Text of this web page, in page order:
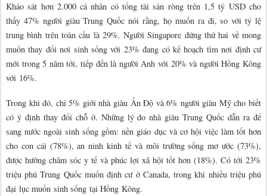
Khảo sát hơn 2.000 cá nhân có tổng tài sản ròng trên 1,5 tỷ USD cho
thấy 47% người giàu Trung Quốc nói rằng, họ muốn ra đi, so với tỷ lệ
trung bình trên toàn cầu là 29%. Người Singapore đứng thứ hai về mong
muốn thay đổi nơi sinh sống với 23% đang có kế hoạch tìm nơi định cư
mới trong 5 năm tới, tiếp đến là người Anh với 20% và người Hồng Kông
với 16%.
Trong khi đó, chỉ 5% giới nhà giàu Ấn Độ và 6% người giàu Mỹ cho biết
có ý định thay đổi chỗ ở. Những lý do nhà giàu Trung Quốc dẫn ra để
sang nước ngoài sinh sống gồm: nền giáo dục và cơ hội việc làm tốt hơn
cho con cái (78%), an ninh kinh tế và môi trường sống mơ ước (73%),
được hưởng chăm sóc y tế và phúc lợi xã hội tốt hơn (18%). Có tới 23%
triệu phú Trung Quốc muốn định cư ở Canada, trong khi nhiều triệu phú
đại lục muốn sinh sống tại Hồng Kông.